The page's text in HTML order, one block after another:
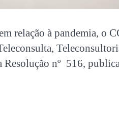
relação à pandemia, o
Resolução nº 516,